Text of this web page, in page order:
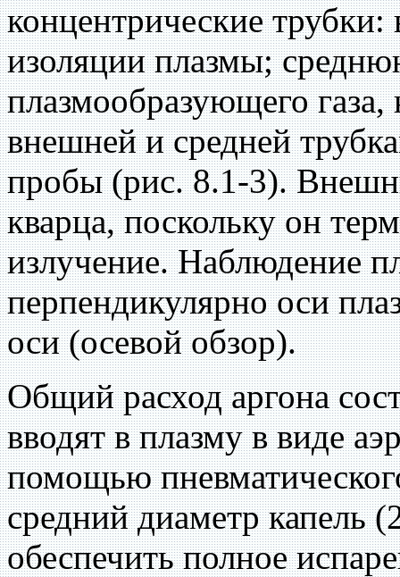
концентрические
изоляции плазмы;
плазмообразующего
внешней и средней
пробы (рис. 8.1-3).
кварца, поскольку он
излучение. Наблюдение
перпендикулярно оси
оси (осевой обзор).
Общий расход аргона
вводят в плазму в виде
помощью
средний диаметр капель
обеспечить полное